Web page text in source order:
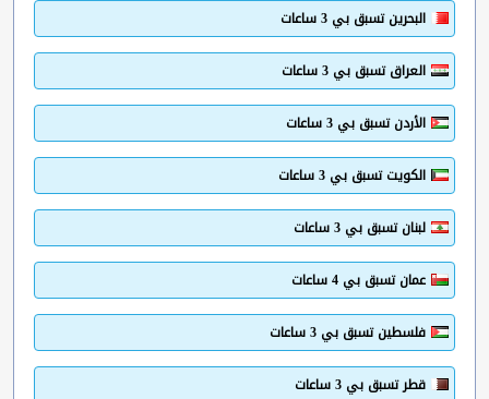
البحرين تسبق بي 3 ساعات
العراق تسبق بي 3 ساعات
الأردن تسبق بي 3 ساعات
الكويت تسبق بي 3 ساعات
لبنان تسبق بي 3 ساعات
عمان تسبق بي 4 ساعات
فلسطين تسبق بي 3 ساعات
قطر تسبق بي 3 ساعات